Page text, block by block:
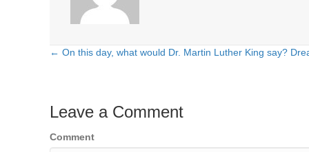
Posts
← On this day, what would Dr. Martin Luther King say?
Leave a Comment
Comment